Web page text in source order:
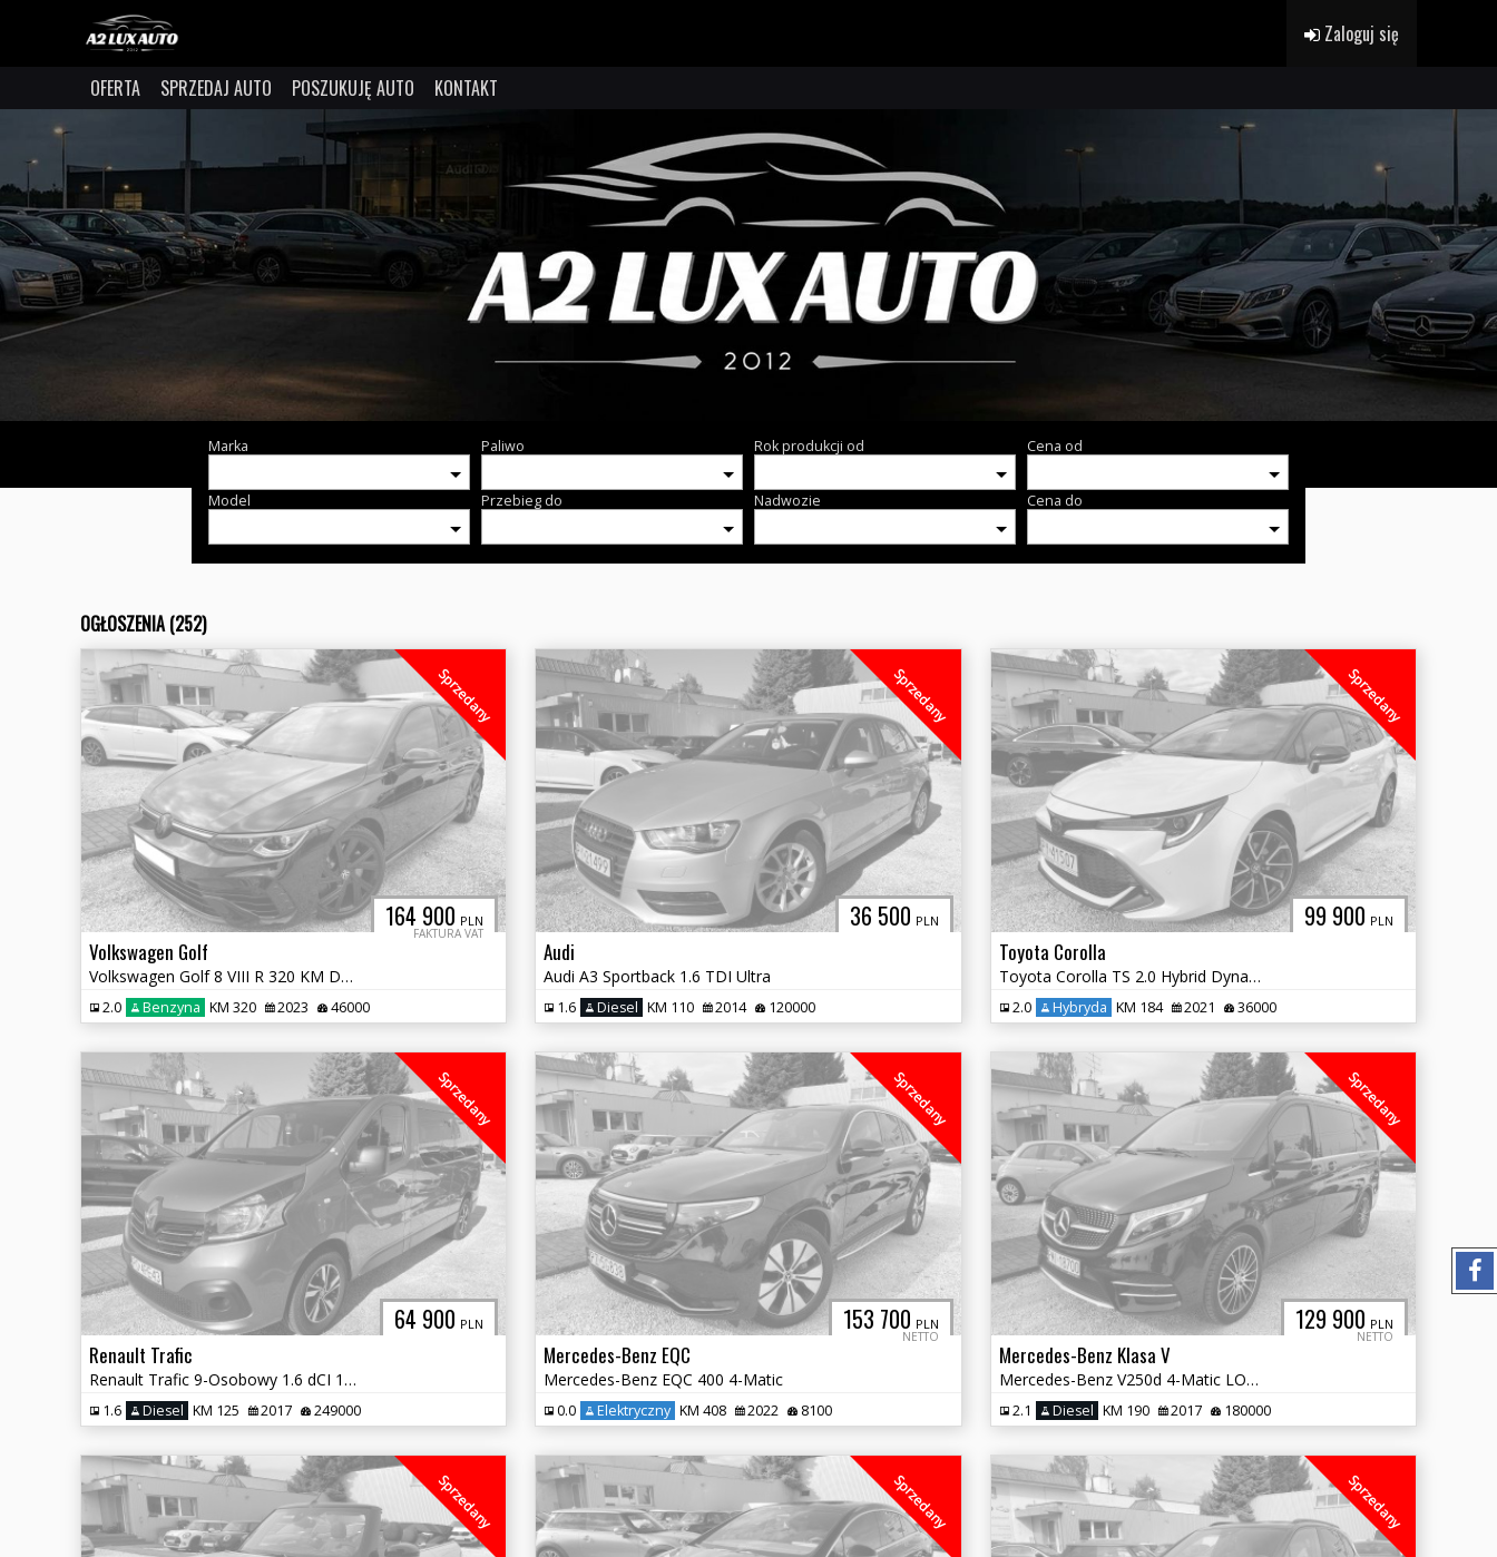
Zaloguj się
OFERTA SPRZEDAJ AUTO POSZUKUJĘ AUTO KONTAKT
Marka Paliwo Rok produkcji od Cena od
Model Przebieg do Nadwozie Cena do
OGŁOSZENIA (252)
164 900 PLN
FAKTURA VAT
Sprzedany
Volkswagen Golf
Volkswagen Golf 8 VIII R 320 KM DSG 4x4
2.0 Benzyna KM 320 2023 46000
36 500 PLN
Sprzedany
Audi
Audi A3 Sportback 1.6 TDI Ultra
1.6 Diesel KM 110 2014 120000
99 900 PLN
Sprzedany
Toyota Corolla
Toyota Corolla TS 2.0 Hybrid Dynamic E21 GR Pakiet
2.0 Hybryda KM 184 2021 36000
64 900 PLN
Sprzedany
Renault Trafic
Renault Trafic 9-Osobowy 1.6 dCI 125 KM
1.6 Diesel KM 125 2017 249000
153 700 PLN
NETTO
Sprzedany
Mercedes-Benz EQC
Mercedes-Benz EQC 400 4-Matic
0.0 Elektryczny KM 408 2022 8100
129 900 PLN
NETTO
Sprzedany
Mercedes-Benz Klasa V
Mercedes-Benz V250d 4-Matic LONG V-Klasse V-Klasa 4x4
2.1 Diesel KM 190 2017 180000
Sprzedany Sprzedany Sprzedany